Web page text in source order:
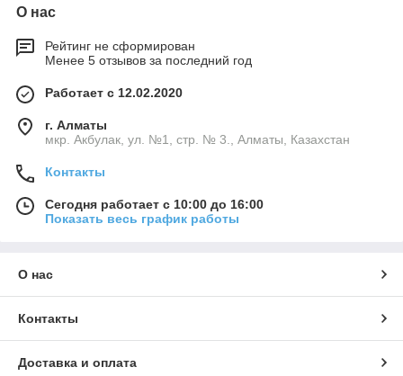
О нас
Рейтинг не сформирован
Менее 5 отзывов за последний год
Работает с 12.02.2020
г. Алматы
мкр. Акбулак, ул. №1, стр. № 3., Алматы, Казахстан
Контакты
Сегодня работает с 10:00 до 16:00
Показать весь график работы
О нас
Контакты
Доставка и оплата